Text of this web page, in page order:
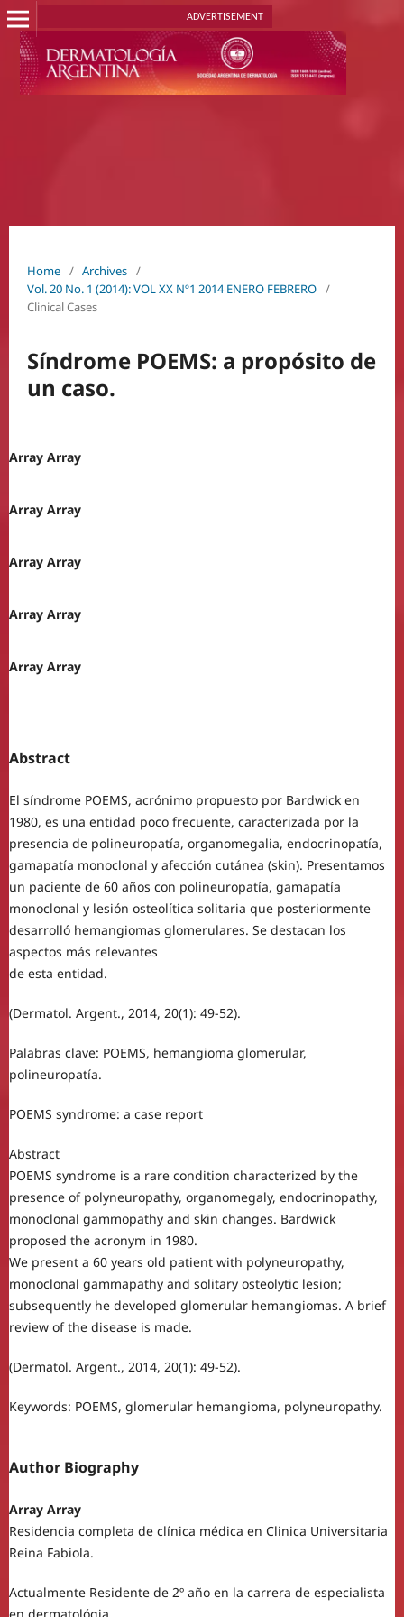
ADVERTISEMENT
Home / Archives /
Vol. 20 No. 1 (2014): VOL XX Nº1 2014 ENERO FEBRERO /
Clinical Cases
Síndrome POEMS: a propósito de
un caso.
Array Array
Array Array
Array Array
Array Array
Array Array
Abstract
El síndrome POEMS, acrónimo propuesto por Bardwick en
1980, es una entidad poco frecuente, caracterizada por la
presencia de polineuropatía, organomegalia, endocrinopatía,
gamapatía monoclonal y afección cutánea (skin). Presentamos
un paciente de 60 años con polineuropatía, gamapatía
monoclonal y lesión osteolítica solitaria que posteriormente
desarrolló hemangiomas glomerulares. Se destacan los
aspectos más relevantes
de esta entidad.
(Dermatol. Argent., 2014, 20(1): 49-52).
Palabras clave: POEMS, hemangioma glomerular,
polineuropatía.
POEMS syndrome: a case report
Abstract
POEMS syndrome is a rare condition characterized by the
presence of polyneuropathy, organomegaly, endocrinopathy,
monoclonal gammopathy and skin changes. Bardwick
proposed the acronym in 1980.
We present a 60 years old patient with polyneuropathy,
monoclonal gammapathy and solitary osteolytic lesion;
subsequently he developed glomerular hemangiomas. A brief
review of the disease is made.
(Dermatol. Argent., 2014, 20(1): 49-52).
Keywords: POEMS, glomerular hemangioma, polyneuropathy.
Author Biography
Array Array
Residencia completa de clínica médica en Clinica Universitaria
Reina Fabiola.
Actualmente Residente de 2º año en la carrera de especialista